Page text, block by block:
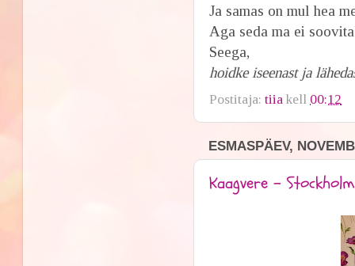
Ja samas on mul hea
Aga seda ma ei
Seega,
hoidke iseenast ja
Postitaja:tiia kell 00:12
ESMASPÄEV,
Kaagvere -